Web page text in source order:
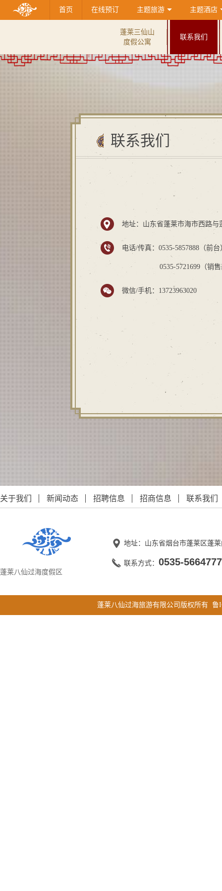
首页 在线预订 主题旅游 主题酒店
蓬莱三仙山
度假公寓
联系我们
联系我们
地址：山东省蓬莱市海市西路
电话/传真：0535-5857888（前台
0535-5721699（销
微信/手机：13723963020
关于我们 新闻动态 招聘信息 招商信息 联系我们
蓬莱八仙过海度假区
地址：山东省烟台市蓬莱区蓬
联系方式： 0535-5664777
蓬莱八仙过海旅游有限公司版权所有 鲁